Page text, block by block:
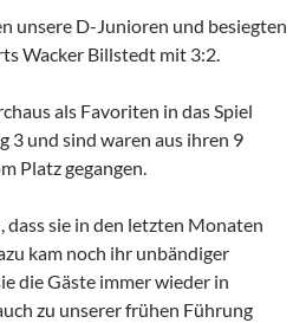
unsere D-Junioren und besiegten
Wacker Billstedt mit 3:2.
als Favoriten in das Spiel
3 und sind waren aus ihren 9
Platz gegangen.
dass sie in den letzten Monaten
kam noch ihr unbändiger
die Gäste immer wieder in
zu unserer frühen Führung